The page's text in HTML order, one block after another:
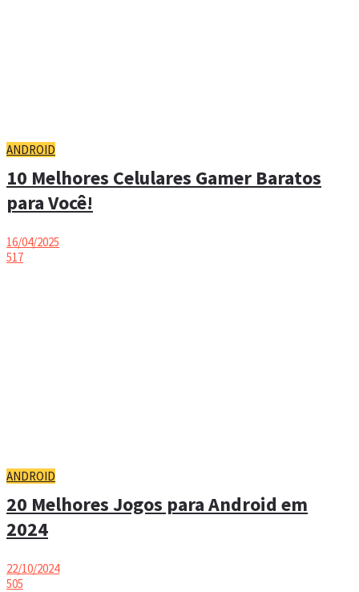
ANDROID
10 Melhores Celulares Gamer Baratos
para Você!
16/04/2025
517
ANDROID
20 Melhores Jogos para Android em
2024
22/10/2024
505